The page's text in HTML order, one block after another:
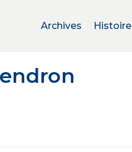
Archives Histoire